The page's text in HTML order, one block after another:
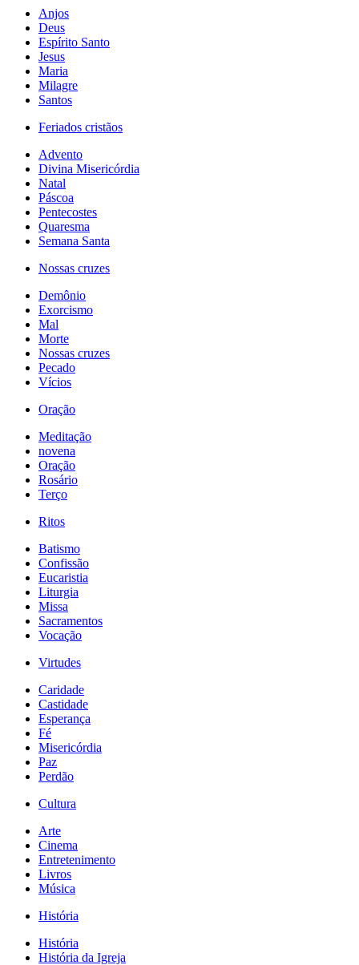
Anjos
Deus
Espírito Santo
Jesus
Maria
Milagre
Santos
Feriados cristãos
Advento
Divina Misericórdia
Natal
Páscoa
Pentecostes
Quaresma
Semana Santa
Nossas cruzes
Demônio
Exorcismo
Mal
Morte
Nossas cruzes
Pecado
Vícios
Oração
Meditação
novena
Oração
Rosário
Terço
Ritos
Batismo
Confissão
Eucaristia
Liturgia
Missa
Sacramentos
Vocação
Virtudes
Caridade
Castidade
Esperança
Fé
Misericórdia
Paz
Perdão
Cultura
Arte
Cinema
Entretenimento
Livros
Música
História
História
História da Igreja